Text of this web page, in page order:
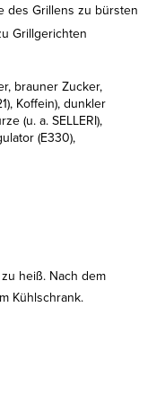
des Grillens zu bürsten
Grillgerichten
brauner Zucker,
Koffein), dunkler
(u. a. SELLERI),
(E330),
heiß. Nach dem
Kühlschrank.